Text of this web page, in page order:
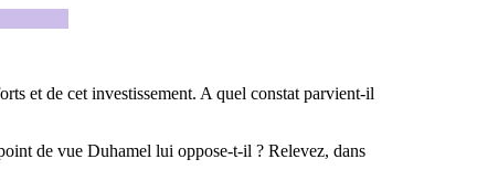
et de cet investissement. A quel constat parvient-il
de vue Duhamel lui oppose-t-il ? Relevez, dans